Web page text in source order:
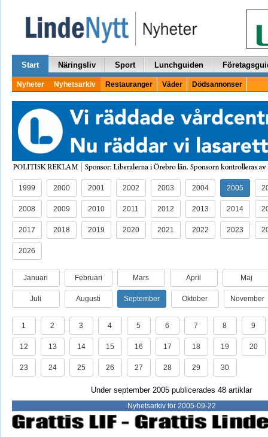
Start Näringsliv Sport Lunchguiden
Nyheter Nyhetsarkiv Restauranger Väder Dödsannonser
1999 2000 2001 2002 2003 2004 2005
2008 2009 2010 2011 2012 2013 2014
2017 2018 2019 2020 2021 2022 2023
2026
Januari Februari Mars April Maj
Juli Augusti September Oktober November
1 2 3 4 5 6 7 8 9
12 13 14 15 16 17 18 19 20
23 24 25 26 27 28 29 30
Under september 2005 publicerades 48 artiklar
Nyhetsarkiv för 2005-09-22